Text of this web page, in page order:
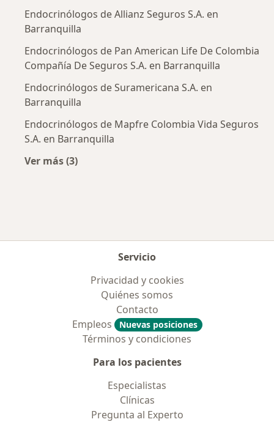
Endocrinólogos de Allianz Seguros S.A. en
Barranquilla
Endocrinólogos de Pan American Life De Colombia
Compañía De Seguros S.A. en Barranquilla
Endocrinólogos de Suramericana S.A. en
Barranquilla
Endocrinólogos de Mapfre Colombia Vida Seguros
S.A. en Barranquilla
Ver más (3)
Servicio
Privacidad y cookies
Quiénes somos
Contacto
Empleos
Nuevas posiciones
Términos y condiciones
Para los pacientes
Especialistas
Clínicas
Pregunta al Experto